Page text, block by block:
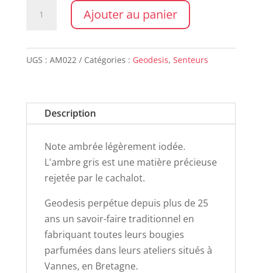
GEODESIS
Ajouter au panier
UGS : AM022 Catégories : Geodesis, Senteurs
Description
Note ambrée légèrement iodée.
L'ambre gris est une matière précieuse
rejetée par le cachalot.
Geodesis perpétue depuis plus de 25
ans un savoir-faire traditionnel en
fabriquant toutes leurs bougies
parfumées dans leurs ateliers situés à
Vannes, en Bretagne.